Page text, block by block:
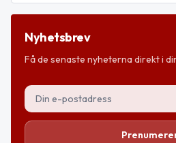
Nyhetsbrev
Få de senaste nyheterna direkt i